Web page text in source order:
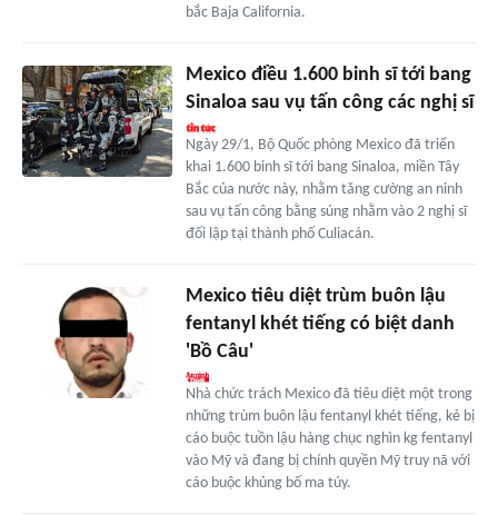
bắc Baja California.
Mexico điều 1.600 binh sĩ tới bang
Sinaloa sau vụ tấn công các nghị sĩ
Ngày 29/1, Bộ Quốc phòng Mexico đã triển
khai 1.600 binh sĩ tới bang Sinaloa, miền Tây
Bắc của nước này, nhằm tăng cường an ninh
sau vụ tấn công bằng súng nhằm vào 2 nghị sĩ
đối lập tại thành phố Culiacán.
Mexico tiêu diệt trùm buôn lậu
fentanyl khét tiếng có biệt danh
'Bồ Câu'
Nhà chức trách Mexico đã tiêu diệt một trong
những trùm buôn lậu fentanyl khét tiếng, kẻ bị
cáo buộc tuồn lậu hàng chục nghìn kg fentanyl
vào Mỹ và đang bị chính quyền Mỹ truy nã với
cáo buộc khủng bố ma túy.